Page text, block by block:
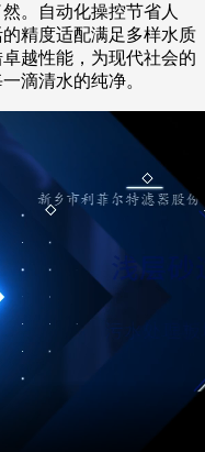
。自动化操控节省人
精度适配满足多样水质
越性能，为现代社会的
滴清水的纯净。